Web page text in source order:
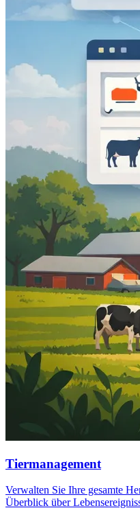
Tiermanagement
Verwalten Sie Ihre gesamte
Überblick über